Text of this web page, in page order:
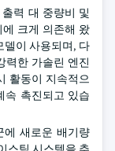
력 대 중량비 및
크게 의존해 왔
델이 사용되며, 다
력한 가솔린 엔진
활동이 지속적으
속 촉진되고 있습
에 새로운 배기량